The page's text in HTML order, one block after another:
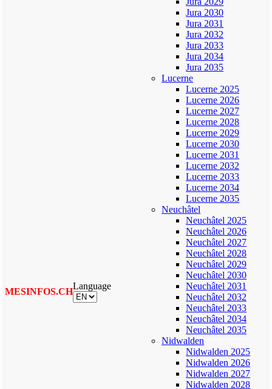
MESINFOS.CH
Language
Jura 2030
Jura 2031
Jura 2032
Jura 2033
Jura 2034
Jura 2035
Lucerne
Lucerne 2025
Lucerne 2026
Lucerne 2027
Lucerne 2028
Lucerne 2029
Lucerne 2030
Lucerne 2031
Lucerne 2032
Lucerne 2033
Lucerne 2034
Lucerne 2035
Neuchâtel
Neuchâtel 2025
Neuchâtel 2026
Neuchâtel 2027
Neuchâtel 2028
Neuchâtel 2029
Neuchâtel 2030
Neuchâtel 2031
Neuchâtel 2032
Neuchâtel 2033
Neuchâtel 2034
Neuchâtel 2035
Nidwalden
Nidwalden 2025
Nidwalden 2026
Nidwalden 2027
Nidwalden 2028